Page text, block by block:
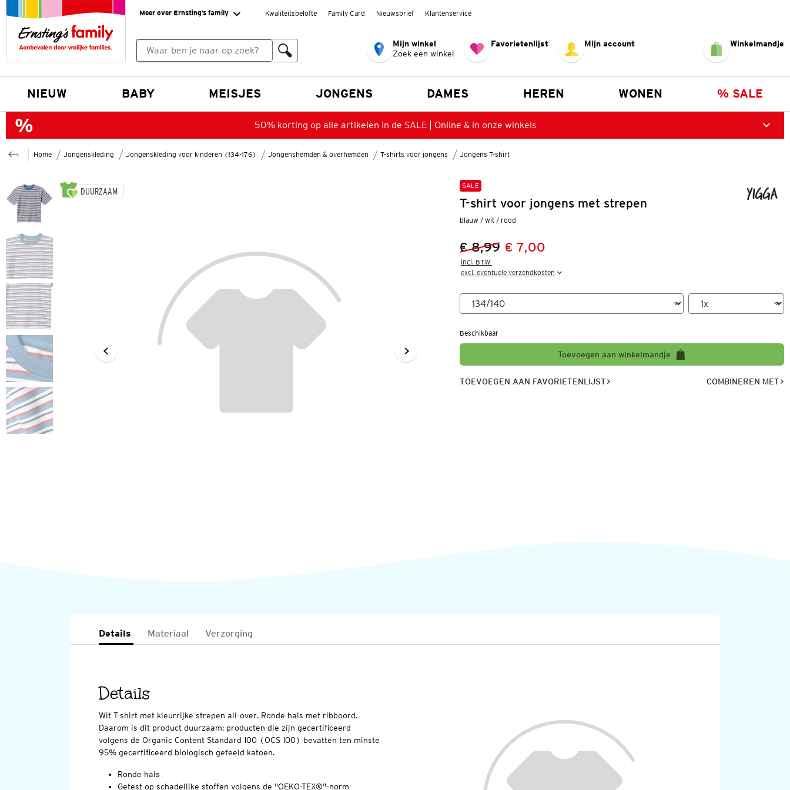
Meer over Ernsting’s family Kwaliteitsbelofte Family Card Nieuwsbrief Klantenservice
Mijn winkel
Zoek een winkel
Favorietenlijst Mijn account Winkelmandje
NIEUW BABY MEISJES JONGENS DAMES HEREN WONEN % SALE
50% korting op alle artikelen in de SALE | Online & in onze winkels
Home Jongenskleding Jongenskleding voor kinderen (134-176) Jongenshemden & overhemden T-shirts voor jongens Jongens T-shirt
DUURZAAM
SALE
T-shirt voor jongens met strepen
blauw / wit / rood
Vorige prijs:
€ 8,99
Nieuwe prijs:
€ 7,00
incl. BTW
excl. eventuele verzendkosten
Beschikbaar
Toevoegen aan winkelmandje
TOEVOEGEN AAN FAVORIETENLIJST COMBINEREN MET
Details Materiaal Verzorging
Details
Wit T-shirt met kleurrijke strepen all-over. Ronde hals met ribboord.
Daarom is dit product duurzaam: producten die zijn gecertificeerd
volgens de Organic Content Standard 100 (OCS 100) bevatten ten minste
95% gecertificeerd biologisch geteeld katoen.
Ronde hals
Getest op schadelijke stoffen volgens de "OEKO-TEX®"-norm